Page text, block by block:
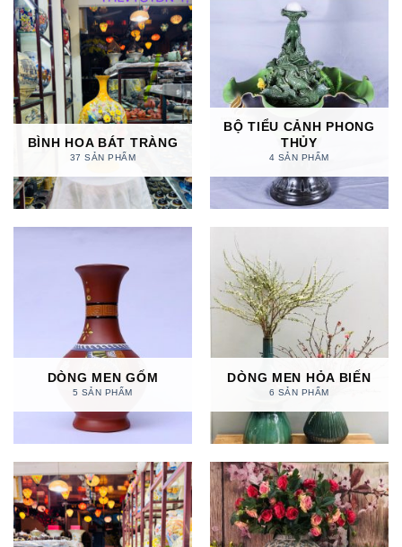
BÌNH HOA BÁT TRÀNG
37 SẢN PHẨM
BỘ TIỂU CẢNH PHONG
THỦY
4 SẢN PHẨM
DÒNG MEN GỐM
5 SẢN PHẨM
DÒNG MEN HỎA BIẾN
6 SẢN PHẨM